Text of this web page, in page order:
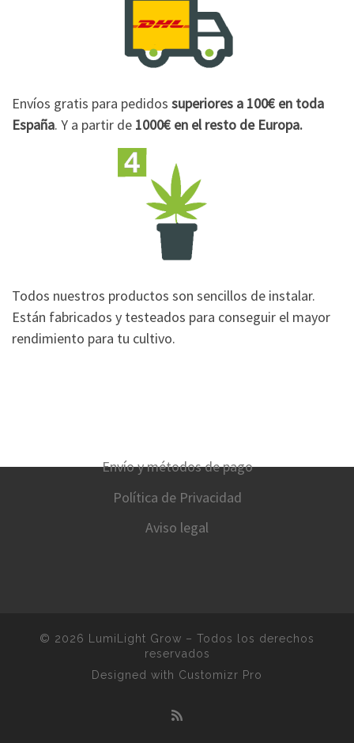
Envíos gratis para pedidos superiores a 100€ en toda
España. Y a partir de 1000€ en el resto de Europa.
Todos nuestros productos son sencillos de instalar.
Están fabricados y testeados para conseguir el mayor
rendimiento para tu cultivo.
Envío y métodos de pago
Política de Privacidad
Aviso legal
© 2026 LumiLight Grow – Todos los derechos
reservados
Designed with Customizr Pro